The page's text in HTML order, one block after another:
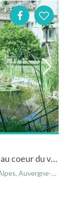
Les Anoures en Provence-Gite nature au coeur du village -Mont Ventoux
Rhône-Alpes, France